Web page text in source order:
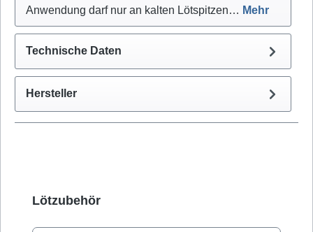
Anwendung darf nur an kalten Lötspitzen… Mehr
Technische Daten
Hersteller
Produktgalerie überspringen
Lötzubehör